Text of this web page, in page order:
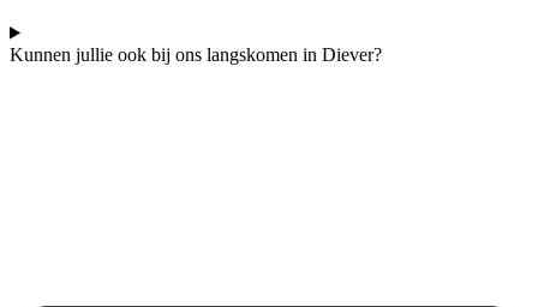
Kunnen jullie ook bij ons langskomen in Diever?